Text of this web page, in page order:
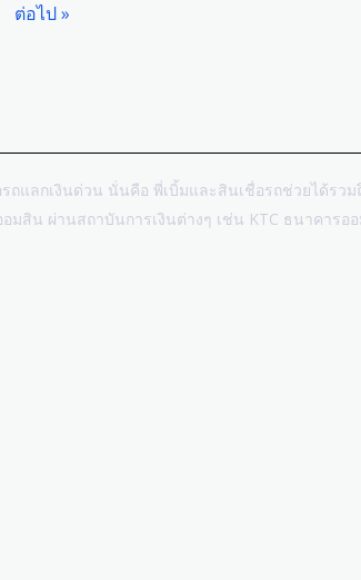
ต่อไป »
แลกเงินด่วน นั่นคือ พี่เบิ้มและสินเชื่อรถช่วยได้รว
สิน ผ่านสถาบันการเงินต่างๆ เช่น KTC ธนาคารอ